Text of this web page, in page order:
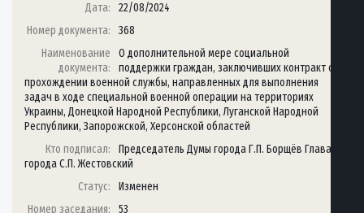
Дата:
22/08/2024
Номер документа:
368
Наименование
документа:
О дополнительной мере социальной
поддержки граждан, заключивших контракт о
прохождении военной службы, направленных для выполнения
задач в ходе специальной военной операции на территориях
Украины, Донецкой Народной Республики, Луганской Народной
Республики, Запорожской, Херсонской областей
Кто подписал:
Председатель Думы города Г.П. Борщёв Глава
города С.П. Жестовский
Статус:
Изменен
Номер заседания:
53